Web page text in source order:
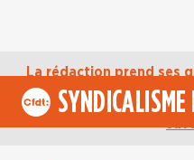
La rédaction prend ses
jusqu’au mardi 1er
l’actualité de la CFDT
SYNDICALISME